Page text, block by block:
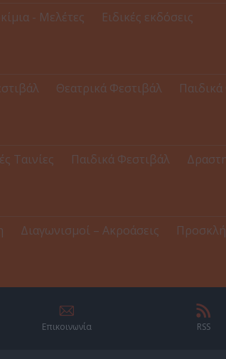
- Μελέτες Ειδικές εκδόσεις
Θεατρικά Φεστιβάλ
Ταινίες Παιδικά Φεστιβάλ
Διαγωνισμοί – Ακροάσεις
Επικοινωνία RSS